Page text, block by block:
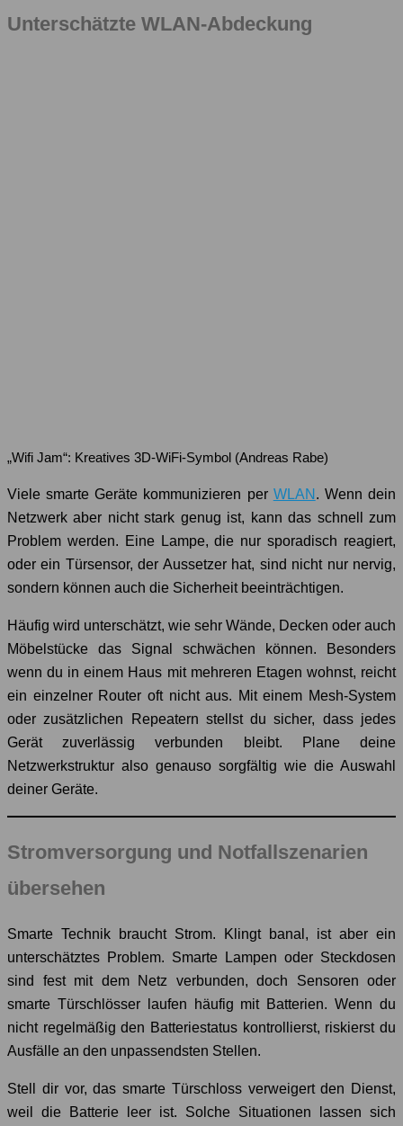
Unterschätzte WLAN-Abdeckung
„Wifi Jam“: Kreatives 3D-WiFi-Symbol (Andreas Rabe)
Viele smarte Geräte kommunizieren per WLAN . Wenn dein
Netzwerk aber nicht stark genug ist, kann das schnell zum
Problem werden. Eine Lampe, die nur sporadisch reagiert,
oder ein Türsensor, der Aussetzer hat, sind nicht nur nervig,
sondern können auch die Sicherheit beeinträchtigen.
Häufig wird unterschätzt, wie sehr Wände, Decken oder auch
Möbelstücke das Signal schwächen können. Besonders
wenn du in einem Haus mit mehreren Etagen wohnst, reicht
ein einzelner Router oft nicht aus. Mit einem Mesh-System
oder zusätzlichen Repeatern stellst du sicher, dass jedes
Gerät zuverlässig verbunden bleibt. Plane deine
Netzwerkstruktur also genauso sorgfältig wie die Auswahl
deiner Geräte.
Stromversorgung und Notfallszenarien
übersehen
Smarte Technik braucht Strom. Klingt banal, ist aber ein
unterschätztes Problem. Smarte Lampen oder Steckdosen
sind fest mit dem Netz verbunden, doch Sensoren oder
smarte Türschlösser laufen häufig mit Batterien. Wenn du
nicht regelmäßig den Batteriestatus kontrollierst, riskierst du
Ausfälle an den unpassendsten Stellen.
Stell dir vor, das smarte Türschloss verweigert den Dienst,
weil die Batterie leer ist. Solche Situationen lassen sich